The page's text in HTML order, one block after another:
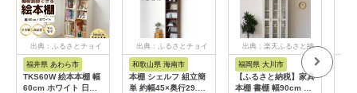
出典：ふるさとチョイ
福井県 あわら市
TKS60W 絵本本棚 幅
60cm ホワイト 日本
出典：ふるさとチョイ
和歌山県 海南市
本棚 シェルフ 組立簡
単 約幅45×奥行29.5×
出典：楽天ふるさと納
福岡県 大川市
【ふるさと納税】家具
本棚 書棚 幅90cm 収